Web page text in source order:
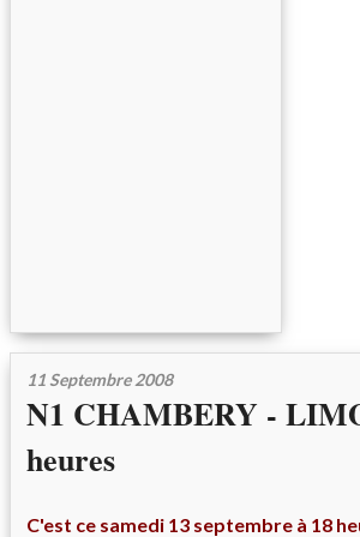
11 Septembre 2008
N1 CHAMBERY -
heures
C'est ce samedi 13 septembre à 18